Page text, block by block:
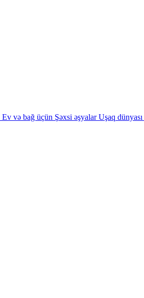
Ev və bağ üçün Şəxsi əşyalar Uşaq dünyası